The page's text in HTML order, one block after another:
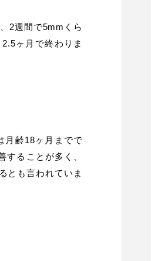
2週間で5mmくら
ヶ月で終わりま
月齢18ヶ月までで
ることが多く、
とも言われていま